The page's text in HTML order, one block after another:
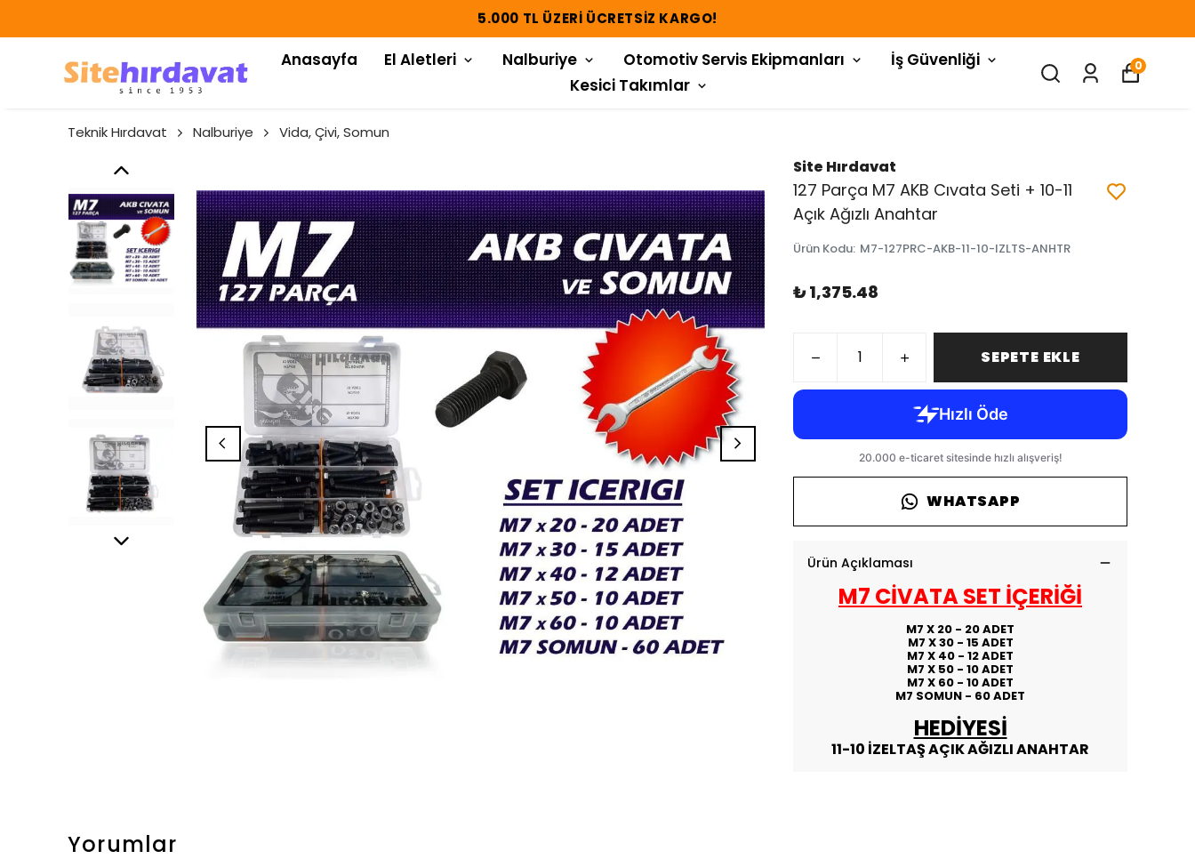
5.000 TL ÜZERI ÜCRETSIZ KARGO!
Anasayfa El Aletleri Nalburiye Otomotiv Servis Ekipmanları
İş Güvenliği
Kesici Takımlar
0
Teknik Hırdavat Nalburiye Vida, Çivi, Somun
Site Hırdavat
127 Parça M7 AKB Cıvata Seti + 10-11
Açık Ağızlı Anahtar
Ürün Kodu: M7-127PRC-AKB-11-10-IZLTS-ANHTR
₺ 1,375.48
SEPETE EKLE
WHATSAPP
Ürün Açıklaması
M7 CİVATA SET İÇERİĞİ
M7 X 20 - 20 ADET
M7 X 30 - 15 ADET
M7 X 40 - 12 ADET
M7 X 50 - 10 ADET
M7 X 60 - 10 ADET
M7 SOMUN - 60 ADET
HEDİYESİ
11-10 İZELTAŞ AÇIK AĞIZLI ANAHTAR
Yorumlar